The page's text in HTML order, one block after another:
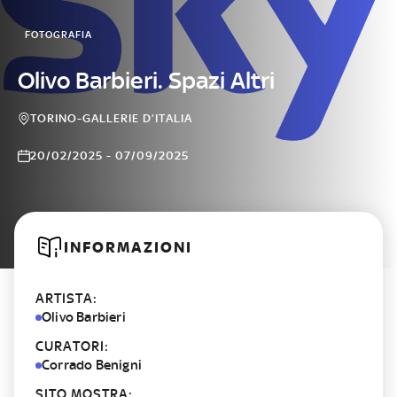
FOTOGRAFIA
Olivo Barbieri. Spazi Altri
TORINO-GALLERIE D’ITALIA
20/02/2025 - 07/09/2025
INFORMAZIONI
ARTISTA:
Olivo Barbieri
CURATORI:
Corrado Benigni